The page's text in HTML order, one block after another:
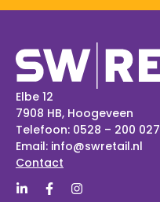
Elbe 12
7908 HB, Hoogeveen
Telefoon: 0528 – 200 027
Email: info@swretail.nl
Contact